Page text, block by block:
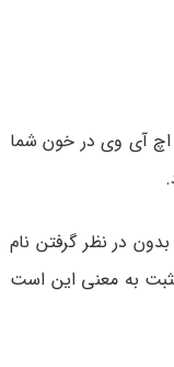
اچ آی وی در خون شما
در نظر گرفتن نام
به معنی این است